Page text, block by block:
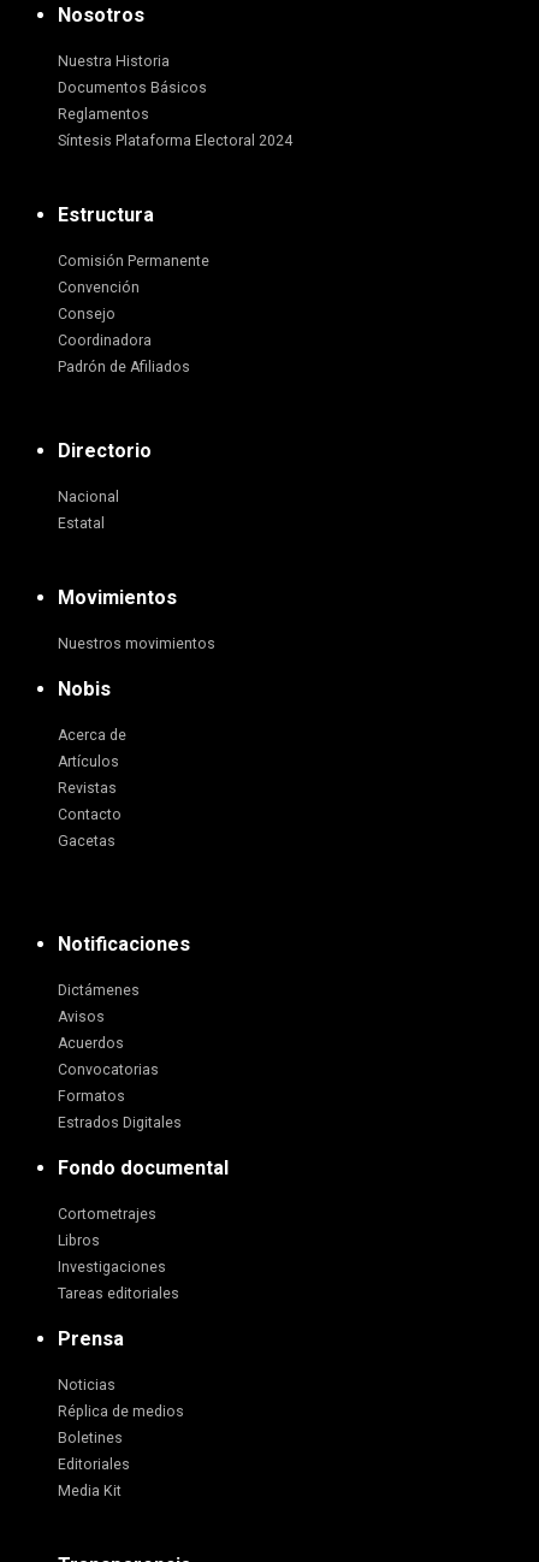
Nosotros
Nuestra Historia
Documentos Básicos
Reglamentos
Síntesis Plataforma Electoral 2024
Estructura
Comisión Permanente
Convención
Consejo
Coordinadora
Padrón de Afiliados
Directorio
Nacional
Estatal
Movimientos
Nuestros movimientos
Nobis
Acerca de
Artículos
Revistas
Contacto
Gacetas
Notificaciones
Dictámenes
Avisos
Acuerdos
Convocatorias
Formatos
Estrados Digitales
Fondo documental
Cortometrajes
Libros
Investigaciones
Tareas editoriales
Prensa
Noticias
Réplica de medios
Boletines
Editoriales
Media Kit